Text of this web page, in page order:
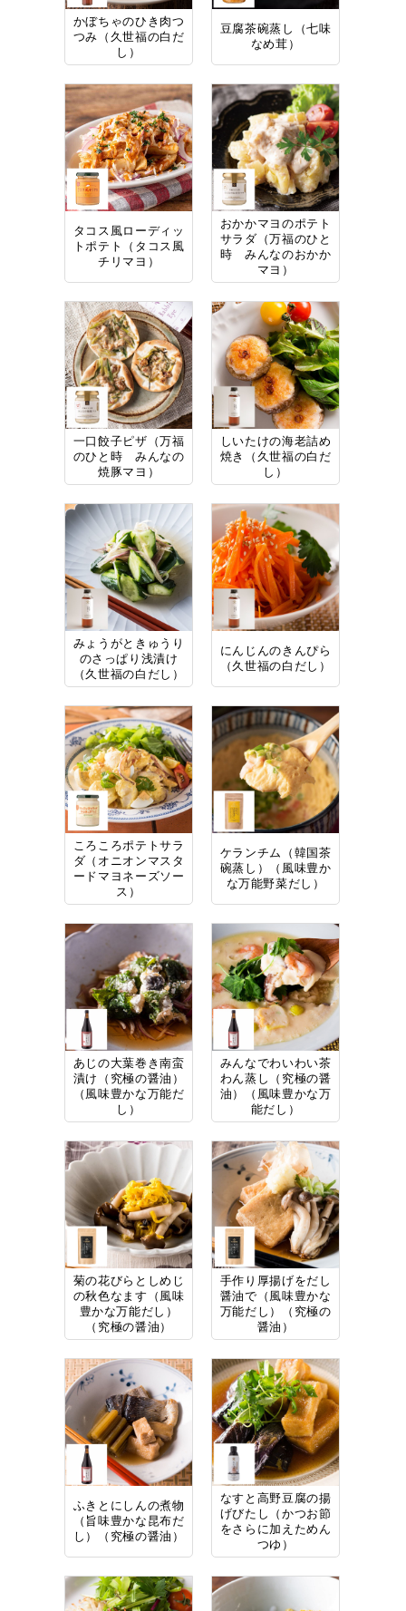
かぼちゃのひき肉つ
つみ（久世福の白だ
し）
豆腐茶碗蒸し（七味
なめ茸）
タコス風ローディッ
トポテト（タコス風
チリマヨ）
おかかマヨのポテト
サラダ（万福のひと
時 みんなのおかか
マヨ）
一口餃子ピザ（万福
のひと時 みんなの
焼豚マヨ）
しいたけの海老詰め
焼き（久世福の白だ
し）
みょうがときゅうり
のさっぱり浅漬け
（久世福の白だし）
にんじんのきんぴら
（久世福の白だし）
ころころポテトサラ
ダ（オニオンマスタ
ードマヨネーズソー
ス）
ケランチム（韓国茶
碗蒸し）（風味豊か
な万能野菜だし）
あじの大葉巻き南蛮
漬け（究極の醤油）
（風味豊かな万能だ
し）
みんなでわいわい茶
わん蒸し（究極の醤
油）（風味豊かな万
能だし）
菊の花びらとしめじ
の秋色なます（風味
豊かな万能だし）
（究極の醤油）
手作り厚揚げをだし
醤油で（風味豊かな
万能だし）（究極の
醤油）
ふきとにしんの煮物
（旨味豊かな昆布だ
し）（究極の醤油）
なすと高野豆腐の揚
げびたし（かつお節
をさらに加えためん
つゆ）